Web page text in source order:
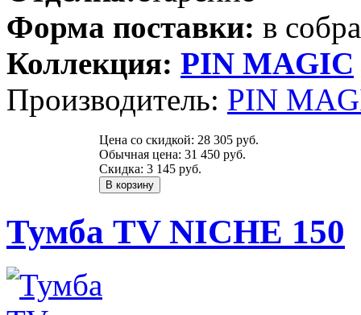
Форма поставки: в
Коллекция: PIN MAGIС
Производитель: PIN
Цена со скидкой: 28 305 руб.
Обычная цена: 31 450 руб.
Скидка: 3 145 руб.
Тумба TV NICHE 150